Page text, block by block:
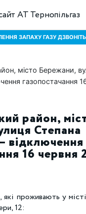
АТ Тернопільгаз
ЗАПАХУ ГАЗУ
район,
Степана
відключення
16 червня
які проживають у
12: